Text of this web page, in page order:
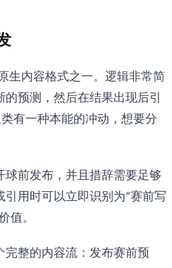
生内容格式之一。逻辑非常简
预测，然后在结果出现后引
有一种本能的冲动，想要分
前发布，并且措辞需要足够
用时可以立即识别为“赛前写
值。
整的内容流：发布赛前预